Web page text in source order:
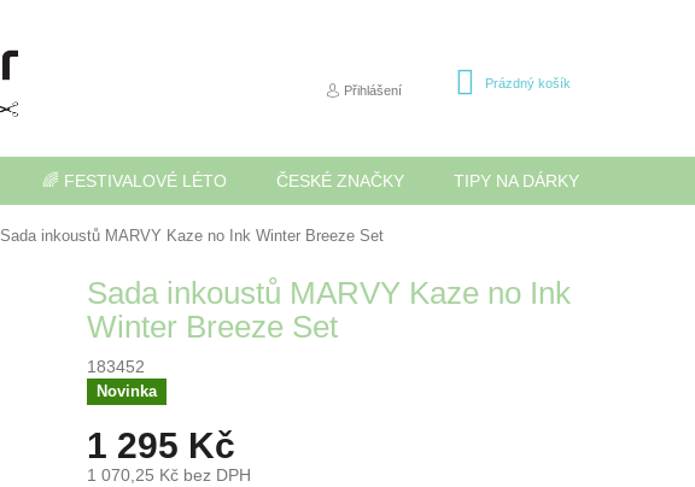
Přihlášení
NÁKUPNÍ
Prázdný košík
🌈 FESTIVALOVÉ LÉTO ČESKÉ ZNAČKY TIPY NA DÁRKY
Sada inkoustů MARVY Kaze no Ink Winter Breeze Set
Sada inkoustů MARVY Kaze no Ink
Winter Breeze Set
183452
Novinka
1 295 Kč
1 070,25 Kč bez DPH